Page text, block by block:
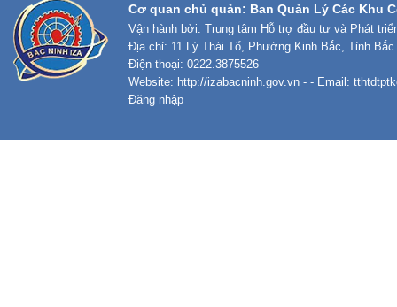
Cơ quan chủ quản: Ban Quản Lý Các Khu
Vận hành bởi: Trung tâm Hỗ trợ đầu tư và Phát
Địa chỉ: 11 Lý Thái Tổ, Phường Kinh Bắc, Tỉnh Bắc
Điện thoại: 0222.3875526
Website: http://izabacninh.gov.vn - - Email:
Đăng nhập